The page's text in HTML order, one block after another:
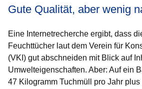
Gute Qualität, aber wenig
Eine Internetrecherche ergibt, dass
Feuchttücher laut dem Verein für
(VKI) gut abschneiden mit Blick auf
Umwelteigenschaften. Aber: Auf ein
47 Kilogramm Tuchmüll pro Jahr plus